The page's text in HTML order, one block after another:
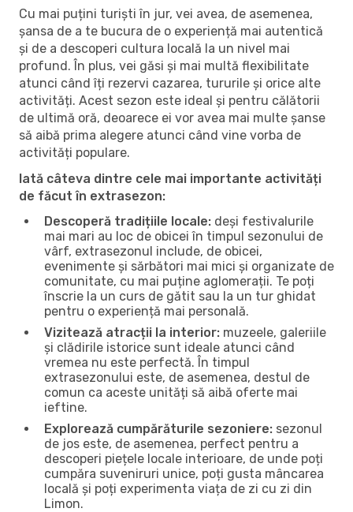
Cu mai puțini turiști în jur, vei avea, de asemenea,
șansa de a te bucura de o experiență mai autentică
și de a descoperi cultura locală la un nivel mai
profund. În plus, vei găsi și mai multă flexibilitate
atunci când îți rezervi cazarea, tururile și orice alte
activități. Acest sezon este ideal și pentru călătorii
de ultimă oră, deoarece ei vor avea mai multe șanse
să aibă prima alegere atunci când vine vorba de
activități populare.
Iată câteva dintre cele mai importante activități
de făcut în extrasezon:
Descoperă tradițiile locale: deși festivalurile
mai mari au loc de obicei în timpul sezonului de
vârf, extrasezonul include, de obicei,
evenimente și sărbători mai mici și organizate de
comunitate, cu mai puține aglomerații. Te poți
înscrie la un curs de gătit sau la un tur ghidat
pentru o experiență mai personală.
Vizitează atracții la interior: muzeele, galeriile
și clădirile istorice sunt ideale atunci când
vremea nu este perfectă. În timpul
extrasezonului este, de asemenea, destul de
comun ca aceste unități să aibă oferte mai
ieftine.
Explorează cumpărăturile sezoniere: sezonul
de jos este, de asemenea, perfect pentru a
descoperi piețele locale interioare, de unde poți
cumpăra suveniruri unice, poți gusta mâncarea
locală și poți experimenta viața de zi cu zi din
Limon.